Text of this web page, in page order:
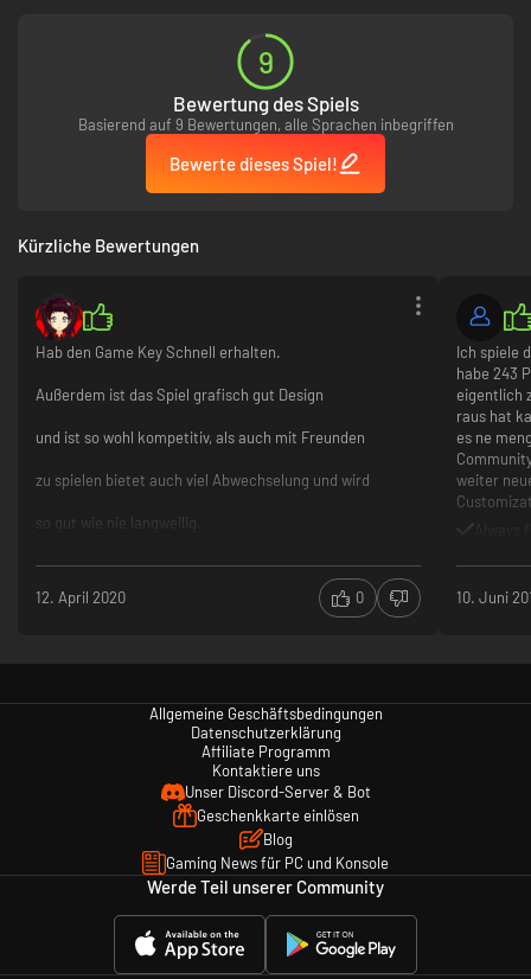
9
Bewertung des Spiels
Basierend auf 9 Bewertungen, alle Sprachen inbegriffen
Bewerte dieses Spiel!
Kürzliche Bewertungen
Hab den Game Key Schnell erhalten.
Außerdem ist das Spiel grafisch gut Design
und ist so wohl kompetitiv, als auch mit Freunden
zu spielen bietet auch viel Abwechselung und wird
so gut wie nie langweilig.
12. April 2020 0
Ich spiele
habe 243
eigentlich
raus hat
es ne
weiter
10. Juni
Allgemeine Geschäftsbedingungen
Datenschutzerklärung
Affiliate Programm
Kontaktiere uns
Unser Discord-Server & Bot
Geschenkkarte einlösen
Blog
Gaming News für PC und Konsole
Werde Teil unserer Community